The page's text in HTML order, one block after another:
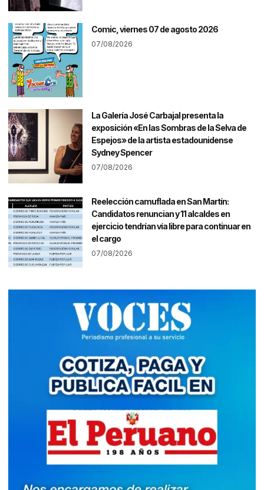
Comic, viernes 07 de agosto 2026
07/08/2026
La Galería José Carbajal presenta la
exposición «En las Sombras de la Selva de
Espejos» de la artista estadounidense
Sydney Spencer
07/08/2026
Reelección camuflada en San Martín:
Candidatos renuncian y 11 alcaldes en
ejercicio tendrían vía libre para continuar en
el cargo
07/08/2026